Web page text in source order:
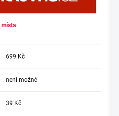
místa
699 Kč
není možné
39 Kč